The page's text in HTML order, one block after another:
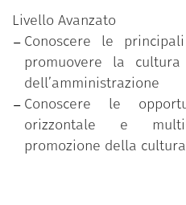
particolarmente utile ai
delle risorse umane e
I temi individuati e
emersi nei percorsi di
realizzati nel contesto
d’Azione nazionale
collaborazione con le
civile coinvolte nella
Livello Avanzato
Conoscere le
promuovere la cultura
dell’amministrazione
Conoscere le
orizzontale e
promozione della